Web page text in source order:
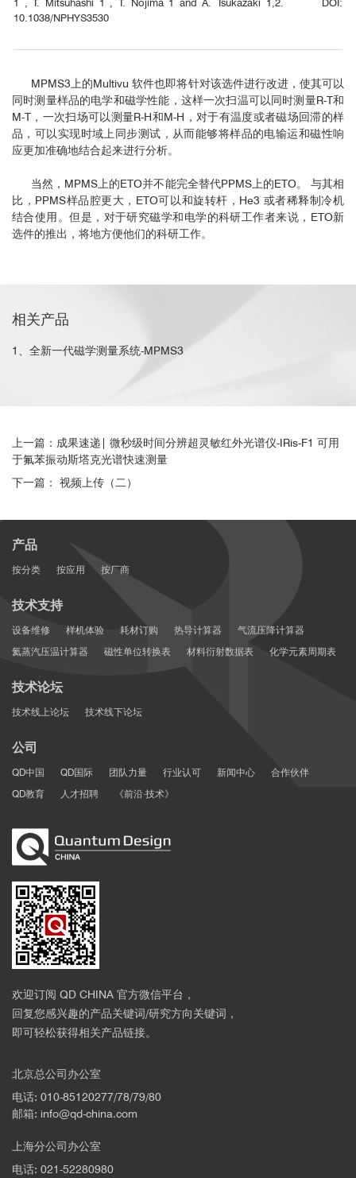
10.1038/NPHYS3530
MPMS3上的Multivu 软件也即将针对该选件进行改进，使其可以
同时测量样品的电学和磁学性能，这样一次扫温可以同时测量R-T和
M-T，一次扫场可以测量R-H和M-H，对于有温度或者磁场回滞的样
品，可以实现时域上同步测试，从而能够将样品的电输运和磁性响
应更加准确地结合起来进行分析。
当然，MPMS上的ETO并不能完全替代PPMS上的ETO。 与其相
比，PPMS样品腔更大，ETO可以和旋转杆，He3 或者稀释制冷机
结合使用。但是，对于研究磁学和电学的科研工作者来说，ETO新
选件的推出，将地方便他们的科研工作。
相关产品
1、全新一代磁学测量系统-MPMS3
上一篇：成果速递| 微秒级时间分辨超灵敏红外光谱仪-IRis-F1 可用
于氟苯振动斯塔克光谱快速测量
下一篇： 视频上传（二）
产品
按分类 按应用 按厂商
技术支持
设备维修 样机体验 耗材订购 热导计算器
气流压降计算器
氦蒸汽压温计算器
磁性单位转换表 材料衍射数据表 化学元素周期表
技术论坛
技术线上论坛 技术线下论坛
公司
QD中国 QD国际 团队力量 行业认可 新闻中心
合作伙伴
QD教育
人才招聘 《前沿·技术》
欢迎订阅 QD CHINA 官方微信平台，
回复您感兴趣的产品关键词/研究方向关键词，
即可轻松获得相关产品链接。
北京总公司办公室
电话: 010-85120277/78/79/80
邮箱: info@qd-china.com
上海分公司办公室
电话: 021-52280980